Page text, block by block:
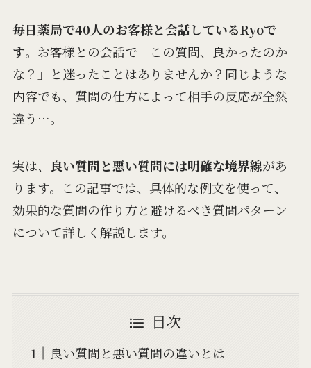
毎日薬局で40人のお客様と会話しているRyoで
す。お客様との会話で「この質問、良かったのか
な？」と迷ったことはありませんか？同じような
内容でも、質問の仕方によって相手の反応が全然
違う…。
実は、 良い質問と悪い質問には明確な境界線があ
ります。この記事では、具体的な例文を使って、
効果的な質問の作り方と避けるべき質問パターン
について詳しく解説します。
目次
良い質問と悪い質問の違いとは